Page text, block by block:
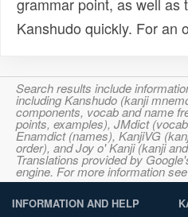
grammar point, as well as
Kanshudo quickly. For an
Search results include
including Kanshudo (kanji
components, vocab and name
points, examples), JMdict
Enamdict (names), KanjiVG
order), and Joy o' Kanji (kanji
Translations provided by
engine. For more information see
INFORMATION AND HELP